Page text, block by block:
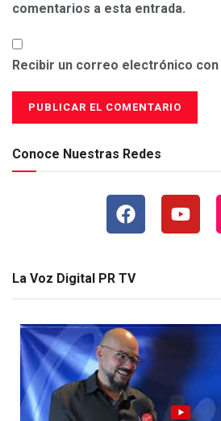
comentarios a esta entrada.
Recibir un correo electrónico con
Conoce Nuestras Redes
La Voz Digital PR TV